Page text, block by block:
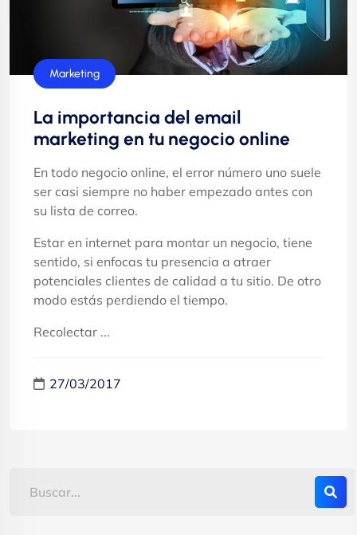
Marketing
La importancia del email
marketing en tu negocio online
En todo negocio online, el error número uno suele
ser casi siempre no haber empezado antes con
su lista de correo.
Estar en internet para montar un negocio, tiene
sentido, si enfocas tu presencia a atraer
potenciales clientes de calidad a tu sitio. De otro
modo estás perdiendo el tiempo.
Recolectar ...
27/03/2017